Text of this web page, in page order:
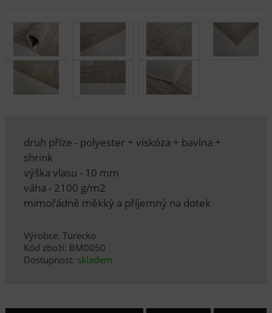
druh příze - polyester + viskóza + bavlna +
shrink
výška vlasu - 10 mm
váha - 2100 g/m2
mimořádně měkký a příjemný na dotek
Výrobce: Turecko
Kód zboží: BM0050
Dostupnost: skladem